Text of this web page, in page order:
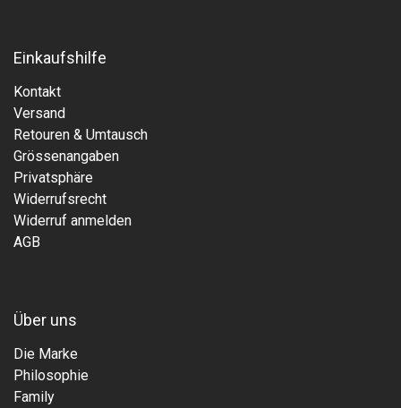
Einkaufshilfe
Kontakt
Versand
Retouren & Umtausch
Grössenangaben
Privatsphäre
Widerrufsrecht
Widerruf anmelden
AGB
Über uns
Die Marke
Philosophie
Family